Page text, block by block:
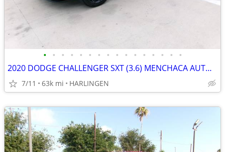
• • • • • • • • • • • • • • • •
2020 DODGE CHALLENGER SXT (3.6) MENCHACA AUTO SALES
7/11 63k mi HARLINGEN